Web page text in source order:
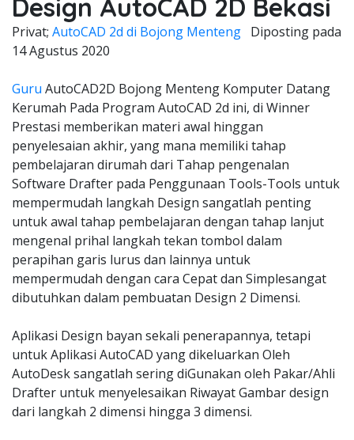
Design AutoCAD 2D Bekasi
Privat; AutoCAD 2d di Bojong Menteng Diposting pada
14 Agustus 2020
Guru AutoCAD2D Bojong Menteng Komputer Datang
Kerumah Pada Program AutoCAD 2d ini, di Winner
Prestasi memberikan materi awal hinggan
penyelesaian akhir, yang mana memiliki tahap
pembelajaran dirumah dari Tahap pengenalan
Software Drafter pada Penggunaan Tools-Tools untuk
mempermudah langkah Design sangatlah penting
untuk awal tahap pembelajaran dengan tahap lanjut
mengenal prihal langkah tekan tombol dalam
perapihan garis lurus dan lainnya untuk
mempermudah dengan cara Cepat dan Simplesangat
dibutuhkan dalam pembuatan Design 2 Dimensi.
Aplikasi Design bayan sekali penerapannya, tetapi
untuk Aplikasi AutoCAD yang dikeluarkan Oleh
AutoDesk sangatlah sering diGunakan oleh Pakar/Ahli
Drafter untuk menyelesaikan Riwayat Gambar design
dari langkah 2 dimensi hingga 3 dimensi.